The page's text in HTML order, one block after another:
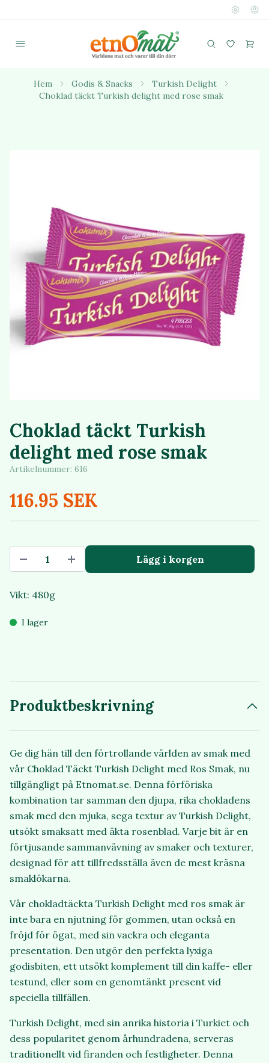
Hem Godis & Snacks
Turkish Delight
Choklad täckt Turkish delight med rose smak
Choklad täckt Turkish
delight med rose smak
Artikelnummer: 616
116.95 SEK
Lägg i korgen
Vikt: 480g
I lager
Produktbeskrivning
Ge dig hän till den förtrollande världen av smak med
vår Choklad Täckt Turkish Delight med Ros Smak, nu
tillgängligt på Etnomat.se. Denna förföriska
kombination tar samman den djupa, rika chokladens
smak med den mjuka, sega textur av Turkish Delight,
utsökt smaksatt med äkta rosenblad. Varje bit är en
förtjusande sammanvävning av smaker och texturer,
designad för att tillfredsställa även de mest kräsna
smaklökarna.
Vår chokladtäckta Turkish Delight med ros smak är
inte bara en njutning för gommen, utan också en
fröjd för ögat, med sin vackra och eleganta
presentation. Den utgör den perfekta lyxiga
godisbiten, ett utsökt komplement till din kaffe- eller
testund, eller som en genomtänkt present vid
speciella tillfällen.
Turkish Delight, med sin anrika historia i Turkiet och
dess popularitet genom århundradena, serveras
traditionellt vid firanden och festligheter. Denna